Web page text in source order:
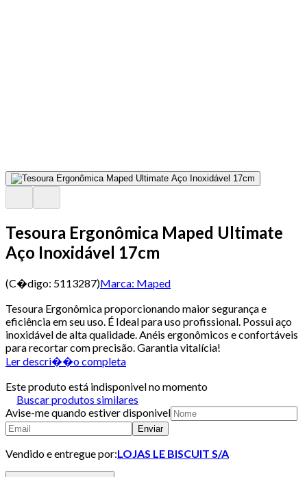
Tesoura Ergonômica Maped Ultimate
Aço Inoxidável 17cm
(C�digo: 5113287)Marca: Maped
Tesoura Ergonômica proporcionando maior segurança e
eficiência em seu uso. É Ideal para uso profissional. Possui aço
inoxidável de alta qualidade. Anéis ergonômicos e confortáveis
para recortar com precisão. Garantia vitalícia!
Ler descri��o completa
Este produto está indisponivel no momento
Buscar produtos similares
Avise-me quando estiver disponivel
Enviar
Vendido e entregue por:LOJAS LE BISCUIT S/A